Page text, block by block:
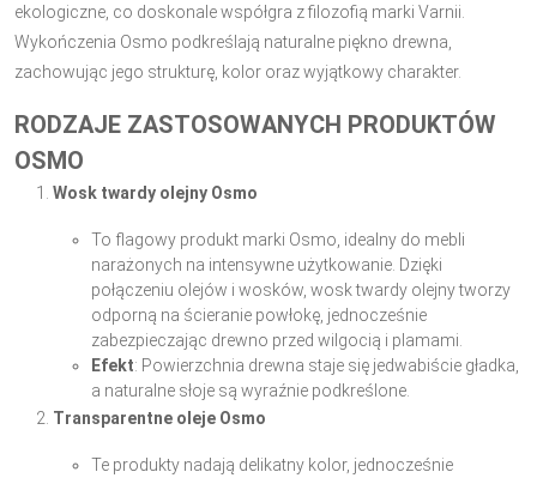
ekologiczne, co doskonale współgra z filozofią marki Varnii.
Wykończenia Osmo podkreślają naturalne piękno drewna,
zachowując jego strukturę, kolor oraz wyjątkowy charakter.
RODZAJE ZASTOSOWANYCH PRODUKTÓW
OSMO
Wosk twardy olejny Osmo
To flagowy produkt marki Osmo, idealny do mebli
narażonych na intensywne użytkowanie. Dzięki
połączeniu olejów i wosków, wosk twardy olejny tworzy
odporną na ścieranie powłokę, jednocześnie
zabezpieczając drewno przed wilgocią i plamami.
Efekt: Powierzchnia drewna staje się jedwabiście gładka,
a naturalne słoje są wyraźnie podkreślone.
Transparentne oleje Osmo
Te produkty nadają delikatny kolor, jednocześnie